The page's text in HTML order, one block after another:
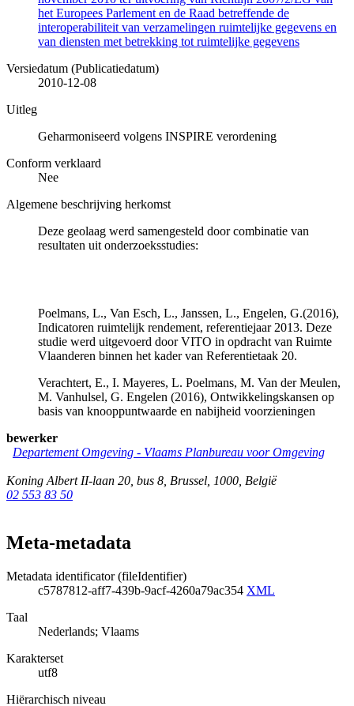
het Europees Parlement en de Raad betreffende de
interoperabiliteit van verzamelingen ruimtelijke gegevens en
van diensten met betrekking tot ruimtelijke gegevens
Versiedatum (Publicatiedatum)
2010-12-08
Uitleg
Geharmoniseerd volgens INSPIRE verordening
Conform verklaard
Nee
Algemene beschrijving herkomst
Deze geolaag werd samengesteld door combinatie van
resultaten uit onderzoeksstudies:
Poelmans, L., Van Esch, L., Janssen, L., Engelen, G.(2016),
Indicatoren ruimtelijk rendement, referentiejaar 2013. Deze
studie werd uitgevoerd door VITO in opdracht van Ruimte
Vlaanderen binnen het kader van Referentietaak 20.
Verachtert, E., I. Mayeres, L. Poelmans, M. Van der Meulen,
M. Vanhulsel, G. Engelen (2016), Ontwikkelingskansen op
basis van knooppuntwaarde en nabijheid voorzieningen
bewerker
Departement Omgeving - Vlaams Planbureau voor Omgeving
Koning Albert II-laan 20, bus 8, Brussel, 1000, België
02 553 83 50
Meta-metadata
Metadata identificator (fileIdentifier)
c5787812-aff7-439b-9acf-4260a79ac354 XML
Taal
Nederlands; Vlaams
Karakterset
utf8
Hiërarchisch niveau